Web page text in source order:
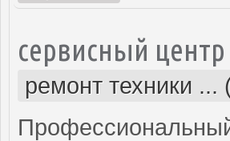
сервисный центр
ремонт техники